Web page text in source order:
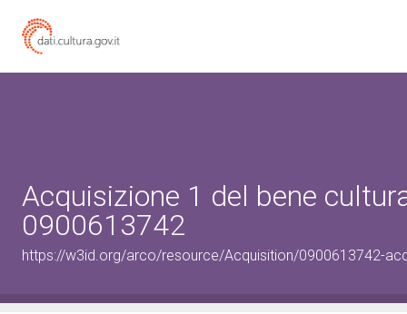
Acquisizione 1 del bene
0900613742
https://w3id.org/arco/resource/Acquisition/0900613742-